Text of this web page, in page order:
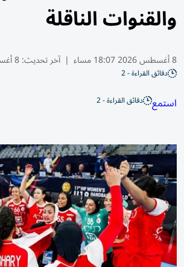
والقنوات الناقلة
8 أغسطس 2026 18:07 مساء | آخر تحديث:8 أغسطس 18:16 2026
دقائق القراءة - 2
استمع دقائق القراءة - 2